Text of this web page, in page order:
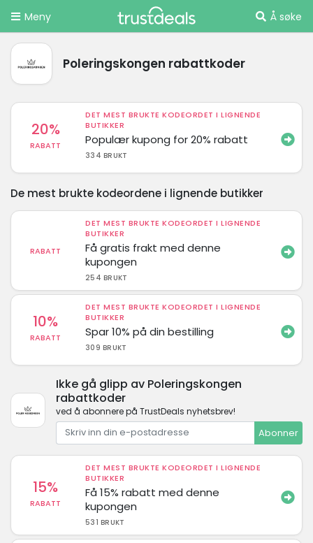
Meny Å søke
Poleringskongen rabattkoder
20%
RABATT
DET MEST BRUKTE KODEORDET I LIGNENDE
BUTIKKER
Populær kupong for 20% rabatt
334 BRUKT
De mest brukte kodeordene i lignende butikker
RABATT
DET MEST BRUKTE KODEORDET I LIGNENDE
BUTIKKER
Få gratis frakt med denne
kupongen
254 BRUKT
10%
RABATT
DET MEST BRUKTE KODEORDET I LIGNENDE
BUTIKKER
Spar 10% på din bestilling
309 BRUKT
Ikke gå glipp av Poleringskongen
rabattkoder
ved å abonnere på TrustDeals nyhetsbrev!
Abonner
15%
RABATT
DET MEST BRUKTE KODEORDET I LIGNENDE
BUTIKKER
Få 15% rabatt med denne
kupongen
531 BRUKT